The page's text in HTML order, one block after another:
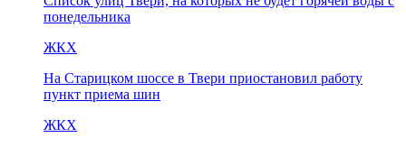
понедельника
ЖКХ
На Старицком шоссе в Твери приостановил работу
пункт приема шин
ЖКХ